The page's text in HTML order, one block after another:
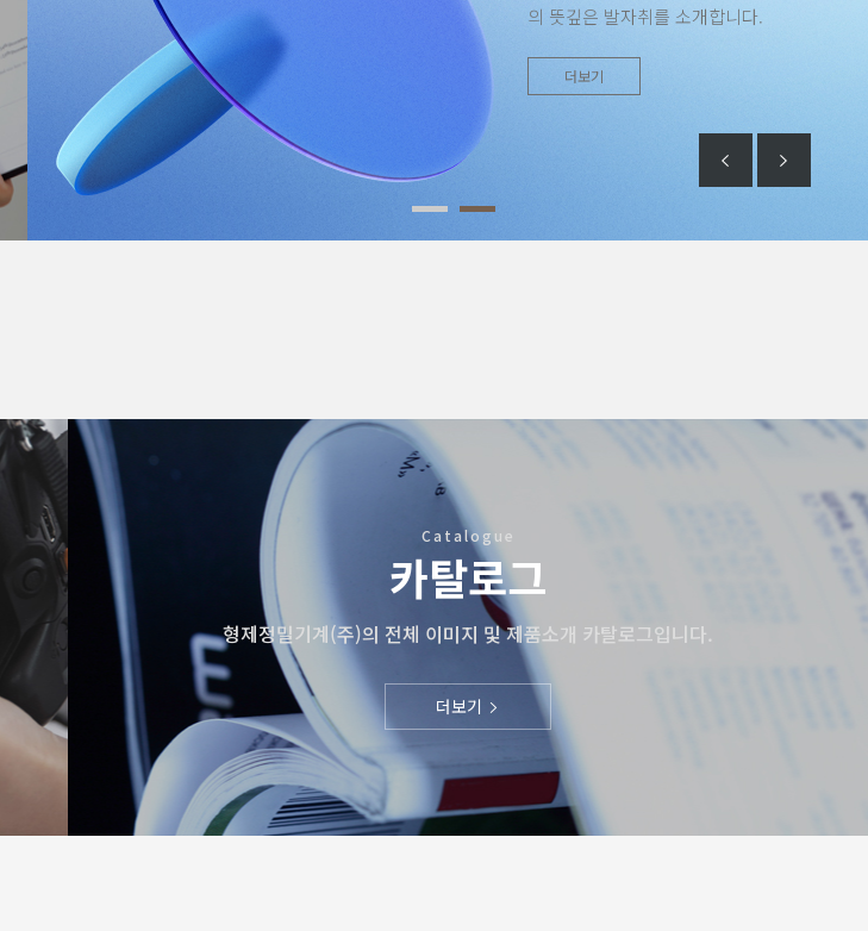
의 뜻깊은 발자취를 소개합니다.
더보기
Catalogue
카탈로그
형제정밀기계(주)의 전체 이미지 및 제품소개 카탈로그입니다.
더보기